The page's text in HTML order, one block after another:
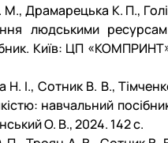
М., Драмарецька К. П.,
людськими
Київ: ЦП
Н. І., Сотник В. В.,
навчальний
О. В., 2024. 142 с.